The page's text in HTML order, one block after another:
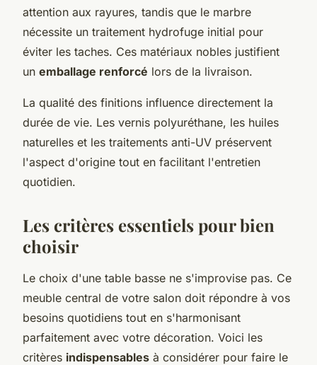
attention aux rayures, tandis que le marbre
nécessite un traitement hydrofuge initial pour
éviter les taches. Ces matériaux nobles justifient
un emballage renforcé lors de la livraison.
La qualité des finitions influence directement la
durée de vie. Les vernis polyuréthane, les huiles
naturelles et les traitements anti-UV préservent
l'aspect d'origine tout en facilitant l'entretien
quotidien.
Les critères essentiels pour bien
choisir
Le choix d'une table basse ne s'improvise pas. Ce
meuble central de votre salon doit répondre à vos
besoins quotidiens tout en s'harmonisant
parfaitement avec votre décoration. Voici les
critères indispensables à considérer pour faire le